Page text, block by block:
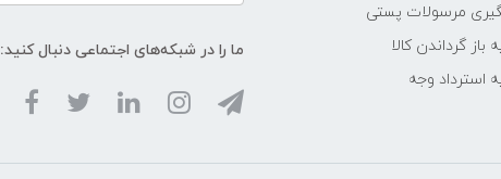
مرسولات پستی
باز گرداندن کالا
استرداد وجه
ما را در شبکه‌های اجتماعی دنبال کنید: